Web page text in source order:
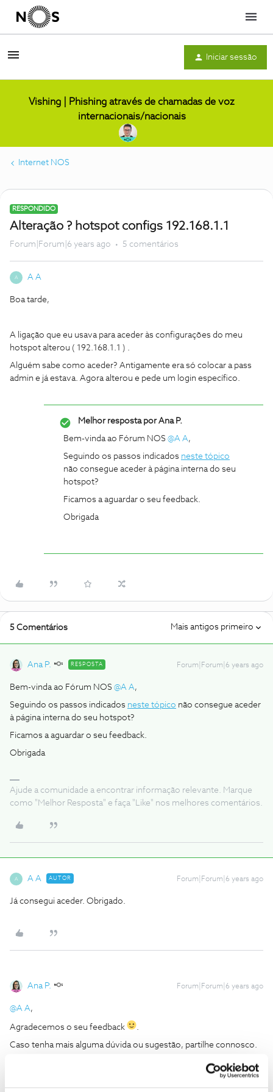
Menu
Iniciar sessão
Vishing | Phishing através de chamadas de voz
internacionais/nacionais
Internet NOS
RESPONDIDO
Alteração ? hotspot configs 192.168.1.1
Forum|Forum|6 years ago 5 comentários
A A A
Boa tarde,
A ligação que eu usava para aceder às configurações do meu
hotspot alterou ( 192.168.1.1 ) .
Alguém sabe como aceder? Antigamente era só colocar a pass
admin e já estava. Agora alterou e pede um login específico.
Melhor resposta porAna P.
Bem-vinda ao Fórum NOS @A A,
Seguindo os passos indicados neste tópico
não consegue aceder à página interna do seu
hotspot?
Ficamos a aguardar o seu feedback.
Obrigada
5 Comentários Mais antigos primeiro
Ana P. RESPOSTA Forum|Forum|6 years ago
Bem-vinda ao Fórum NOS @A A,
Seguindo os passos indicados neste tópico não consegue aceder
à página interna do seu hotspot?
Ficamos a aguardar o seu feedback.
Obrigada
Ajude a comunidade a encontrar informação relevante. Marque
como "Melhor Resposta" e faça "Like" nos melhores comentários.
A A A AUTOR Forum|Forum|6 years ago
Já consegui aceder. Obrigado.
Ana P. Forum|Forum|6 years ago
@A A,
Agradecemos o seu feedback .
Caso tenha mais alguma dúvida ou sugestão, partilhe connosco.